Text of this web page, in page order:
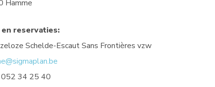
Hamme
reservaties:
Schelde-Escaut Sans Frontières vzw
052 34 25 40